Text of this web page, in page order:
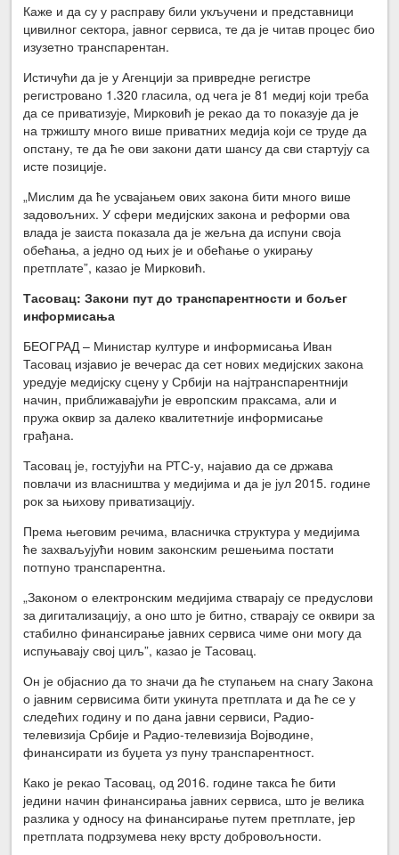
Каже и да су у расправу били укључени и представници
цивилног сектора, јавног сервиса, те да је читав процес био
изузетно транспарентан.
Истичући да је у Агенцији за привредне регистре
регистровано 1.320 гласила, од чега је 81 медиј који треба
да се приватизује, Мирковић је рекао да то показује да је
на тржишту много више приватних медија који се труде да
опстану, те да ће ови закони дати шансу да сви стартују са
исте позиције.
„Мислим да ће усвајањем ових закона бити много више
задовољних. У сфери медијских закона и реформи ова
влада је заиста показала да је жељна да испуни своја
обећања, а једно од њих је и обећање о укирању
претплате”, казао је Мирковић.
Тасовац: Закони пут до транспарентности и бољег
информисања
БЕОГРАД – Министар културе и информисања Иван
Тасовац изјавио је вечерас да сет нових медијских закона
уредује медијску сцену у Србији на најтранспарентнији
начин, приближавајући је европским праксама, али и
пружа оквир за далеко квалитетније информисање
грађана.
Тасовац је, гостујући на РТС-у, најавио да се држава
повлачи из власништва у медијима и да је јул 2015. године
рок за њихову приватизацију.
Према његовим речима, власничка структура у медијима
ће захваљујући новим законским решењима постати
потпуно транспарентна.
„Законом о електронским медијима стварају се предуслови
за дигитализацију, а оно што је битно, стварају се оквири за
стабилно финансирање јавних сервиса чиме они могу да
испуњавају свој циљ”, казао је Тасовац.
Он је објаснио да то значи да ће ступањем на снагу Закона
о јавним сервисима бити укинута претплата и да ће се у
следећих годину и по дана јавни сервиси, Радио-
телевизија Србије и Радио-телевизија Војводине,
финансирати из буџета уз пуну транспарентност.
Како је рекао Тасовац, од 2016. године такса ће бити
једини начин финансирања јавних сервиса, што је велика
разлика у односу на финансирање путем претплате, јер
претплата подрзумева неку врсту добровољности.